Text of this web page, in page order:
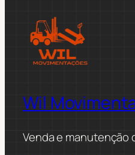
Wil
Venda e manutenção